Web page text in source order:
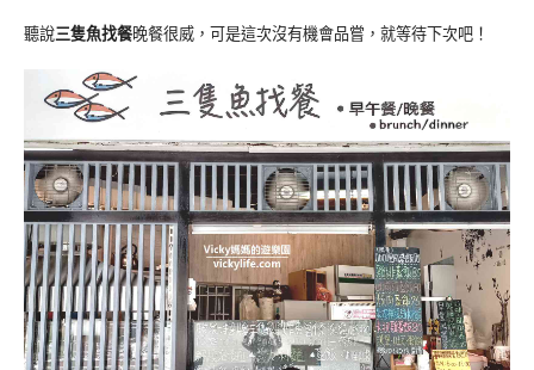
聽說三隻魚找餐晚餐很威，可是這次沒有機會品嘗，就等待下次吧！